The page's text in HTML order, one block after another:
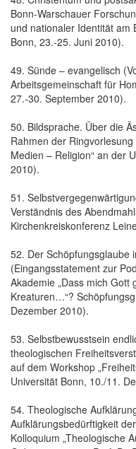
Bonn-Warschauer
und nationaler Identität am
Bonn, 23.-25. Juni 2010).
49. Sünde – evangelisch
Arbeitsgemeinschaft für
27.-30. September 2010).
50. Bildsprache. Über die
Rahmen der
Medien – Religion“ an der
2010).
51.
Verständnis des
Kirchenkreiskonferenz
52. Der Schöpfungsglaube
(Eingangsstatement zur
Akademie „Dass mich Gott
Kreaturen…“?
Dezember 2010).
53. Selbstbewusstsein
theologischen
auf dem Workshop
Universität Bonn, 10./11.
54. Theologische
Aufklärungsbedürftigkeit
Kolloquium „Theologische